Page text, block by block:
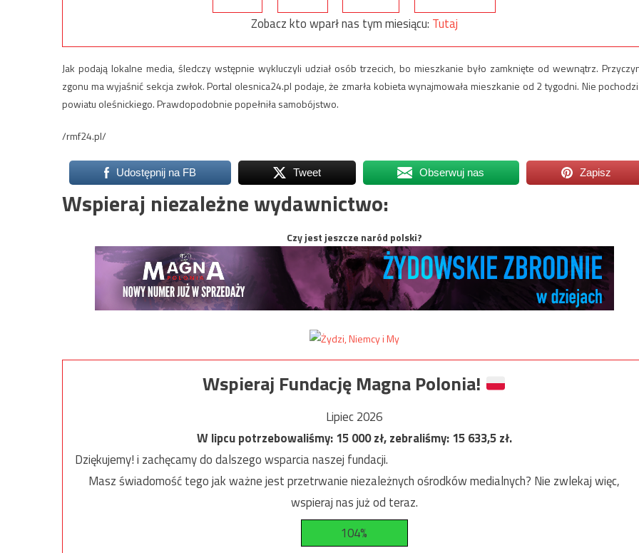
Zobacz kto wparł nas tym miesiącu: Tutaj
Jak podają lokalne media, śledczy wstępnie wykluczyli udział osób trzecich, bo mieszkanie było zamknięte od wewnątrz.
zgonu ma wyjaśnić sekcja zwłok. Portal olesnica24.pl podaje, że zmarła kobieta wynajmowała mieszkanie od 2 tygodni. Nie
powiatu oleśnickiego. Prawdopodobnie popełniła samobójstwo.
/rmf24.pl/
Udostępnij na FB Tweet Obserwuj nas Zapisz
Wspieraj niezależne wydawnictwo:
Czy jest jeszcze naród polski?
Wspieraj Fundację Magna Polonia!
Lipiec 2026
W lipcu potrzebowaliśmy:15 000zł, zebraliśmy:15 633,5zł.
Dziękujemy! i zachęcamy do dalszego wsparcia naszej fundacji.
Masz świadomość tego jak ważne jest przetrwanie niezależnych ośrodków medialnych? Nie zwlekaj więc,
wspieraj nas już od teraz.
104%